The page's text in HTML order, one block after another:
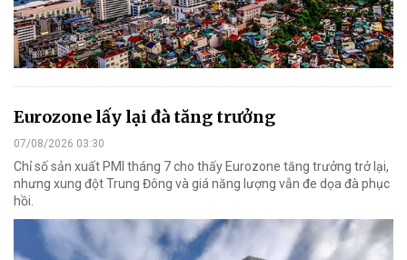
Eurozone lấy lại đà tăng trưởng
07/08/2026 03:30
Chỉ số sản xuất PMI tháng 7 cho thấy Eurozone tăng trưởng trở lại,
nhưng xung đột Trung Đông và giá năng lượng vẫn đe dọa đà phục
hồi.